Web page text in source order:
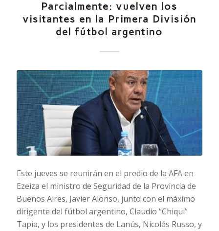
Parcialmente: vuelven los
visitantes en la Primera División
del fútbol argentino
Este jueves se reunirán en el predio de la AFA en
Ezeiza el ministro de Seguridad de la Provincia de
Buenos Aires, Javier Alonso, junto con el máximo
dirigente del fútbol argentino, Claudio “Chiqui”
Tapia, y los presidentes de Lanús, Nicolás Russo, y